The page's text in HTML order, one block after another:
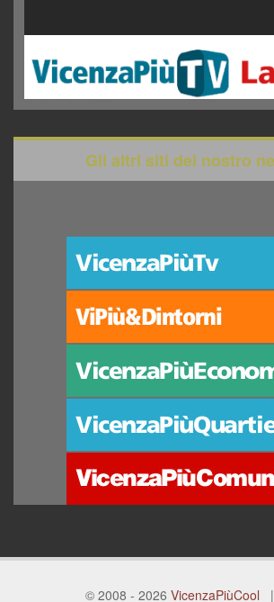
Gli altri siti del nostro
© 2008 - 2026 VicenzaPiùCool